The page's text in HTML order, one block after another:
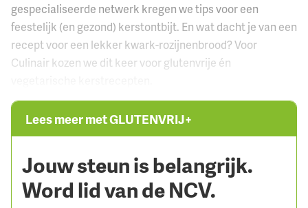
gespecialiseerde netwerk kregen we tips voor een
feestelijk (en gezond) kerstontbijt. En wat dacht je van een
recept voor een lekker kwark-rozijnenbrood? Voor
Culinair kozen we dit keer voor glutenvrije én
Lees meer met GLUTENVRIJ+
Jouw steun is belangrijk.
Word lid van de NCV.